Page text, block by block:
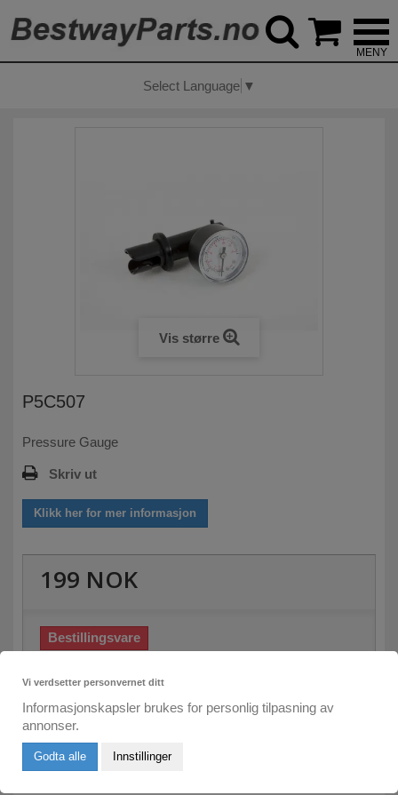
Select Language ▼
Vis større
P5C507
Pressure Gauge
Skriv ut
Klikk her for mer informasjon
199 NOK
Bestillingsvare
Send meg e-post om leveringstid
Vi verdsetter personvernet ditt
Informasjonskapsler brukes for personlig tilpasning av
annonser.
Godta alle Innstillinger
 